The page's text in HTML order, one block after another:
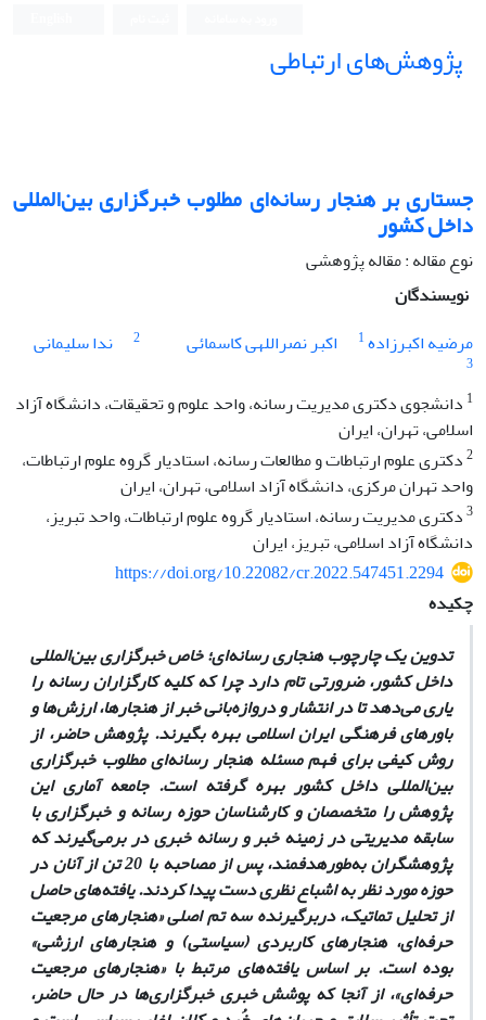
پژوهش‌های ارتباطی
جستاری بر هنجار رسانه‌ای مطلوب خبرگزاری بین‌المللی
داخل کشور
نوع مقاله : مقاله پژوهشی
نویسندگان
مرضیه اکبرزاده1 اکبر نصراللهی کاسمائی 2 ندا سلیمانی
3
1 دانشجوی دکتری مدیریت رسانه، واحد علوم و تحقیقات، دانشگاه آزاد
اسلامی، تهران، ایران
2دکتری علوم ارتباطات و مطالعات رسانه، استادیار گروه علوم ارتباطات،
واحد تهران مرکزی، دانشگاه آزاد اسلامی، تهران، ایران
3دکتری مدیریت رسانه، استادیار گروه علوم ارتباطات، واحد تبریز،
دانشگاه آزاد اسلامی، تبریز، ایران
https://doi.org/10.22082/cr.2022.547451.2294
چکیده
تدوین یک چارچوب هنجاری رسانه‌ای؛ خاص خبرگزاری‌ بین‌المللی
داخل کشور، ضرورتی تام دارد چرا که کلیه کارگزاران رسانه را
یاری می‌دهد تا در انتشار و دروازه‌بانی خبر از هنجارها، ‌ارزش‌ها و
باورهای فرهنگی ایران اسلامی بهره بگیرند. پژوهش حاضر، از
روش کیفی برای فهم مسئله هنجار رسانه‌ای مطلوب خبرگزاری
بین‌المللی داخل کشور بهره گرفته است. جامعه آماری این
پژوهش را متخصصان و کارشناسان حوزه رسانه و خبرگزاری با
سابقه مدیریتی در زمینه خبر و رسانه خبری در برمی‌گیرند که
پژوهشگران به‌طورهدفمند، پس از مصاحبه با 20 تن از آنان در
حوزه مورد نظر به اشباع نظری دست پیدا کردند. یافته‌های حاصل
از تحلیل تماتیک، دربرگیرنده سه تم اصلی «هنجارهای مرجعیت
حرفه‌ای، هنجارهای کاربردی (سیاستی) و هنجارهای ارزشی»
بوده است. بر اساس یافته‌های مرتبط با «هنجارهای مرجعیت
حرفه‌ای»‌، از آنجا که پوشش‌ خبری خبرگزاری‌ها در حال حاضر،